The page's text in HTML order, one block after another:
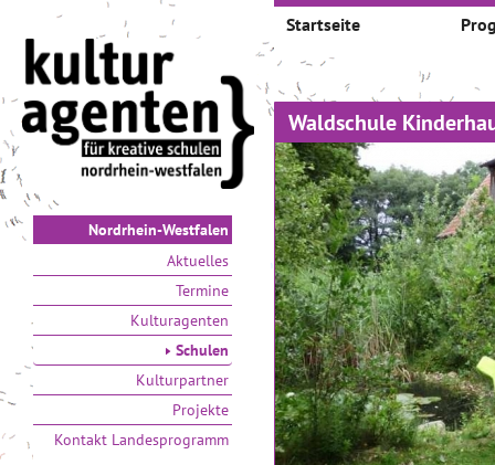
Nordrhein-Westfalen
Aktuelles
Termine
Kulturagenten
Schulen
Kulturpartner
Projekte
Kontakt Landesprogramm
Startseite
Waldschule